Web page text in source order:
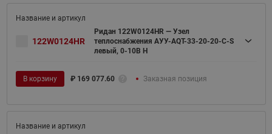
122W0124HR
Ридан 122W0124HR — Узел
теплоснабжения АУУ-AQT-33-20-20-C-S
левый, 0-10В H
В корзину ₽ 169 077.60 Заказная позиция